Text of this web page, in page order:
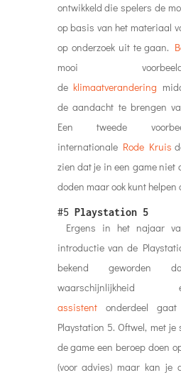
ontwikkeld die spelers de
op basis van het materiaal
op onderzoek uit te gaan.
mooi
deklimaatverandering
de aandacht te brengen
Een tweede
internationale Rode Kruis
zien dat je in een game niet
doden maar ook kunt helpen
#5 Playstation 5
Ergens in het najaar
introductie van de
bekend geworden
assistentonderdeel
Playstation 5. Oftwel, met
de game een beroep doen
(voor advies) maar kan je